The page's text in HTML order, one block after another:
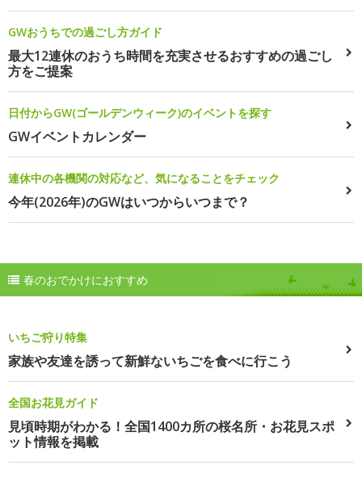
GWおうちでの過ごし方ガイド
最大12連休のおうち時間を充実させるおすすめの過ごし
方をご提案
日付からGW(ゴールデンウィーク)のイベントを探す
GWイベントカレンダー
連休中の各機関の対応など、気になることをチェック
今年(2026年)のGWはいつからいつまで？
春のおでかけにおすすめ
いちご狩り特集
家族や友達を誘って新鮮ないちごを食べに行こう
全国お花見ガイド
見頃時期がわかる！全国1400カ所の桜名所・お花見スポ
ット情報を掲載